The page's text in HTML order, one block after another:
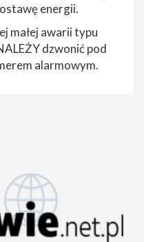
energii.
małej awarii typu
dzwonić pod
alarmowym.